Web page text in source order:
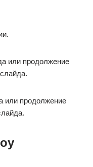
или продолжение
или продолжение